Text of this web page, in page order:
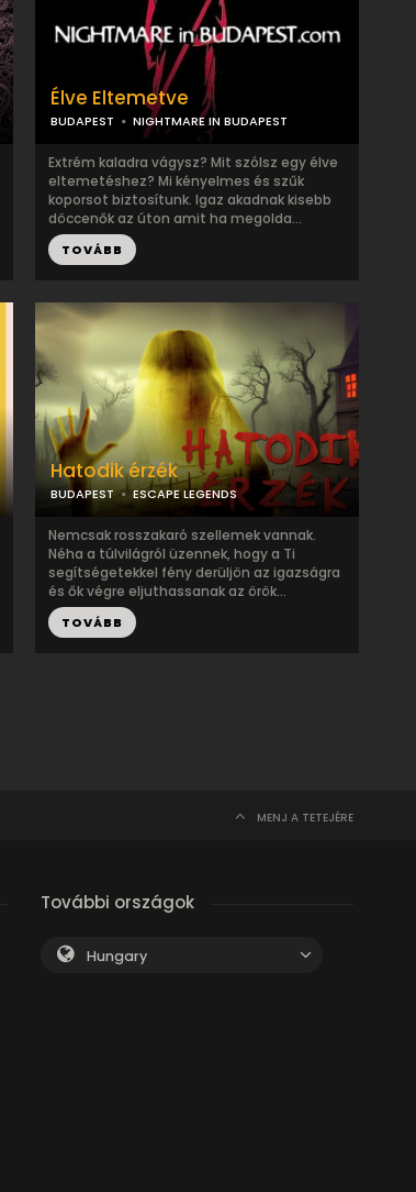
Élve Eltemetve
BUDAPEST NIGHTMARE IN BUDAPEST
Extrém kaladra vágysz? Mit szólsz egy élve
eltemetéshez? Mi kényelmes és szűk
koporsot biztosítunk. Igaz akadnak kisebb
döccenők az úton amit ha megolda...
TOVÁBB
Hatodik érzék
BUDAPEST ESCAPE LEGENDS
Nemcsak rosszakaró szellemek vannak.
Néha a túlvilágról üzennek, hogy a Ti
segítségetekkel fény derüljön az igazságra
és ők végre eljuthassanak az örök...
TOVÁBB
MENJ A TETEJÉRE
További országok
Hungary